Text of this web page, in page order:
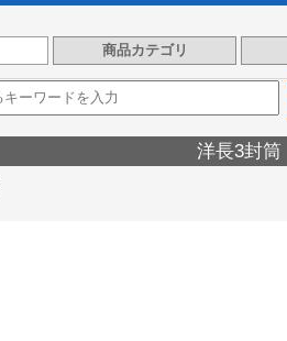
商品カテゴリ
洋長3封筒